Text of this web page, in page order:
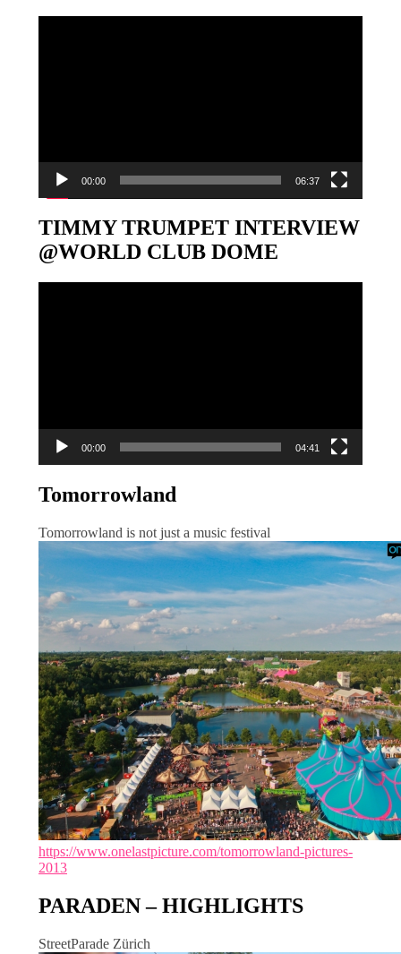
00:00 06:37
TIMMY TRUMPET INTERVIEW
@WORLD CLUB DOME
00:00 04:41
Tomorrowland
Tomorrowland is not just a music festival
https://www.onelastpicture.com/tomorrowland-pictures-
2013
PARADEN – HIGHLIGHTS
StreetParade Zürich